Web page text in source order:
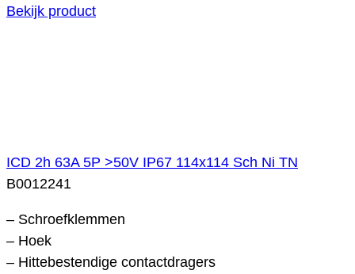
Bekijk product
ICD 2h 63A 5P >50V IP67 114x114 Sch Ni TN
B0012241
– Schroefklemmen
– Hoek
– Hittebestendige contactdragers